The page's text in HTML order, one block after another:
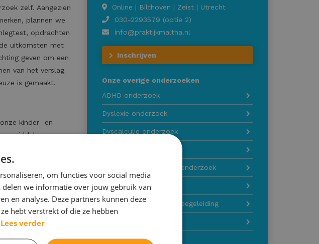
zelf. Aangezien
plannen we
opdrachten
uitkomsten met
geven om een
van het verslag
is gemaakt.
kinder- en
middel van
follow up
het maken van
wij de optie om het
De rest van het
Online | Bilthoven | Zeist | Utrecht
030-2293579 (optie 2)
info@praktijkmaltha.nl
Inschrijven
Onze overige onderzoeken
ADHD onderzoek
Dyslexie onderzoek
Dyscalculie onderzoek
Motivatie en faalangst onderzoek
Onderzoek op maat
Sociaal en emotionele begeleiding
om functies voor social media
we informatie over jouw gebruik van
en analyse. Deze partners kunnen deze
hebt verstrekt of die ze hebben
Lees verder